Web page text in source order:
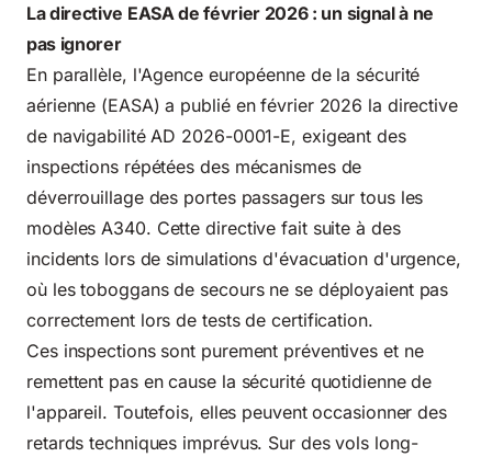
La directive EASA de février 2026 : un signal à ne
pas ignorer
En parallèle, l'Agence européenne de la sécurité
aérienne (EASA) a publié en février 2026 la directive
de navigabilité AD 2026-0001-E, exigeant des
inspections répétées des mécanismes de
déverrouillage des portes passagers sur tous les
modèles A340. Cette directive fait suite à des
incidents lors de simulations d'évacuation d'urgence,
où les toboggans de secours ne se déployaient pas
correctement lors de tests de certification.
Ces inspections sont purement préventives et ne
remettent pas en cause la sécurité quotidienne de
l'appareil. Toutefois, elles peuvent occasionner des
retards techniques imprévus. Sur des vols long-